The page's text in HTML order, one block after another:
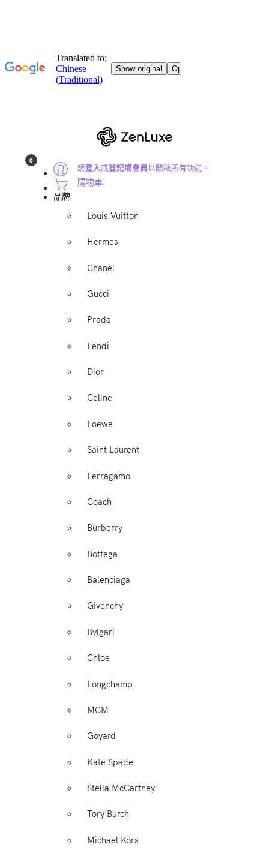
請登入或登記成會員以開啟所有功能。
0
購物車
品牌
Louis Vuitton
Hermes
Chanel
Gucci
Prada
Fendi
Dior
Celine
Loewe
Saint Laurent
Ferragamo
Coach
Burberry
Bottega
Balenciaga
Givenchy
Bvlgari
Chloe
Longchamp
MCM
Goyard
Kate Spade
Stella McCartney
Tory Burch
Michael Kors